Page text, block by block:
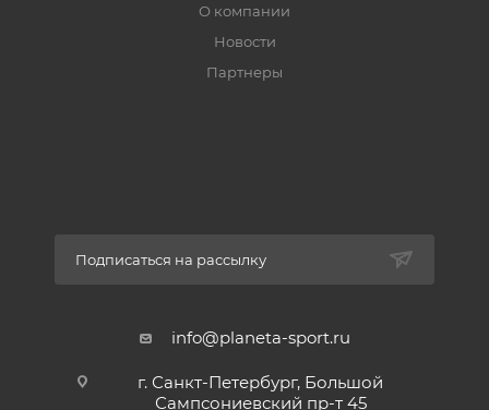
О компании
Новости
Партнеры
Подписаться на рассылку
info@planeta-sport.ru
г. Санкт-Петербург, Большой
Сампсониевский пр-т 45